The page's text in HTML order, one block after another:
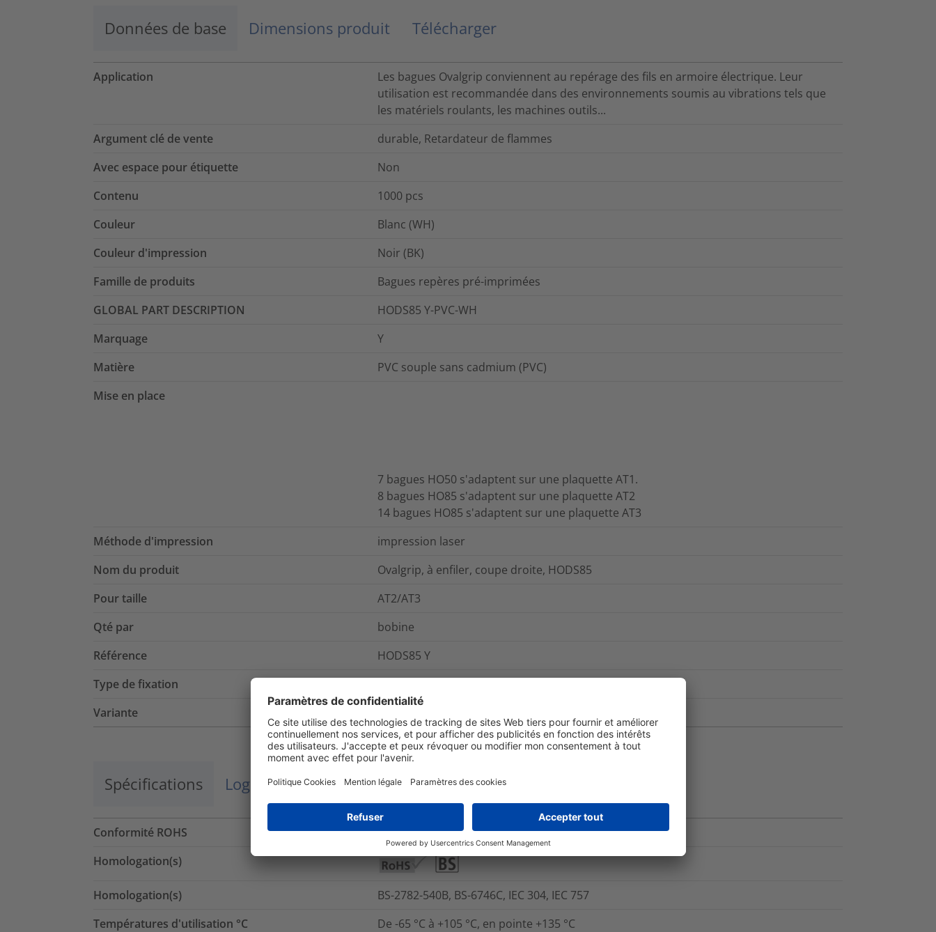
Données de base Dimensions produit Télécharger
Application
Les bagues Ovalgrip conviennent au repérage des fils en armoire électrique. Leur
utilisation est recommandée dans des environnements soumis au vibrations tels que
les matériels roulants, les machines outils...
Argument clé de vente
durable, Retardateur de flammes
Avec espace pour étiquette
Non
Contenu
1000 pcs
Couleur
Blanc (WH)
Couleur d'impression
Noir (BK)
Famille de produits
Bagues repères pré-imprimées
GLOBAL PART DESCRIPTION
HODS85 Y-PVC-WH
Marquage
Y
Matière
PVC souple sans cadmium (PVC)
Mise en place
7 bagues HO50 s'adaptent sur une plaquette AT1.
8 bagues HO85 s'adaptent sur une plaquette AT2
14 bagues HO85 s'adaptent sur une plaquette AT3
Méthode d'impression
impression laser
Nom du produit
Ovalgrip, à enfiler, coupe droite, HODS85
Pour taille
AT2/AT3
Qté par
bobine
Référence
HODS85 Y
Type de fixation
Variante
Spécifications Logistique et emballage Pour plus d'information
Conformité ROHS
Oui
Homologation(s)
Homologation(s)
BS-2782-540B, BS-6746C, IEC 304, IEC 757
Températures d'utilisation °C
De -65 °C à +105 °C, en pointe +135 °C